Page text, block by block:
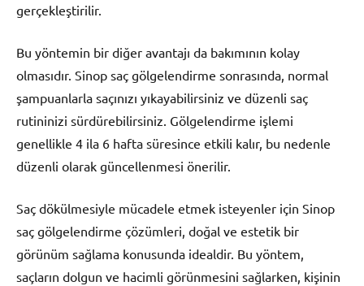
gerçekleştirilir.
Bu yöntemin bir diğer avantajı da bakımının kolay
olmasıdır. Sinop saç gölgelendirme sonrasında, normal
şampuanlarla saçınızı yıkayabilirsiniz ve düzenli saç
rutininizi sürdürebilirsiniz. Gölgelendirme işlemi
genellikle 4 ila 6 hafta süresince etkili kalır, bu nedenle
düzenli olarak güncellenmesi önerilir.
Saç dökülmesiyle mücadele etmek isteyenler için Sinop
saç gölgelendirme çözümleri, doğal ve estetik bir
görünüm sağlama konusunda idealdir. Bu yöntem,
saçların dolgun ve hacimli görünmesini sağlarken, kişinin